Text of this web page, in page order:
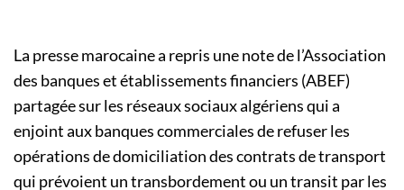
La presse marocaine a repris une note de l’Association
des banques et établissements financiers (ABEF)
partagée sur les réseaux sociaux algériens qui a
enjoint aux banques commerciales de refuser les
opérations de domiciliation des contrats de transport
qui prévoient un transbordement ou un transit par les